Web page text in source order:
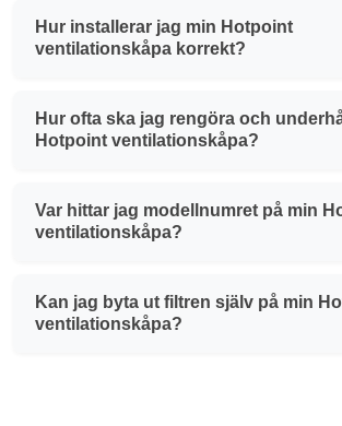
Hur installerar jag min Hotpoint
ventilationskåpa korrekt?
Hur ofta ska jag rengöra och
Hotpoint ventilationskåpa?
Var hittar jag modellnumret på min
ventilationskåpa?
Kan jag byta ut filtren själv på min
ventilationskåpa?